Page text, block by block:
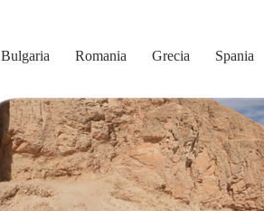
Bulgaria Romania Grecia Spania